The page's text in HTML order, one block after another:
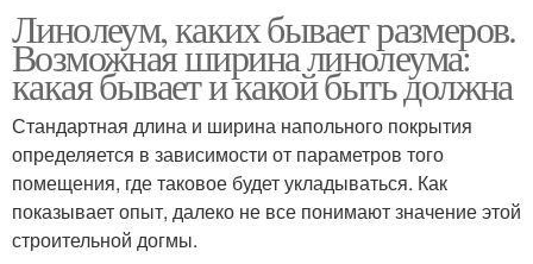
Линолеум, каких бывает размеров.
Возможная ширина линолеума:
какая бывает и какой быть должна
Стандартная длина и ширина напольного покрытия
определяется в зависимости от параметров того
помещения, где таковое будет укладываться. Как
показывает опыт, далеко не все понимают значение этой
строительной догмы.